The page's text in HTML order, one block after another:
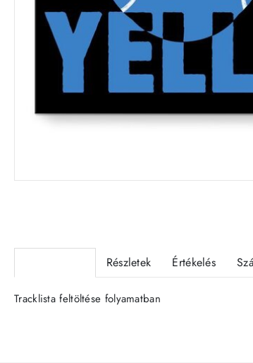
Részletek Értékelés
Tracklista feltöltése folyamatban